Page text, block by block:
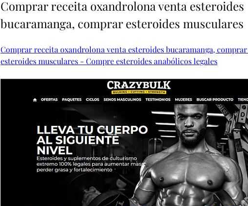
Comprar receita oxandrolona venta esteroides
bucaramanga, comprar esteroides musculares
Comprar receita oxandrolona venta esteroides bucaramanga, comprar
esteroides musculares - Compre esteroides anabólicos legales